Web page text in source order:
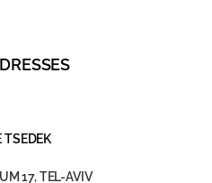
TSEDEK
17, TEL-AVIV